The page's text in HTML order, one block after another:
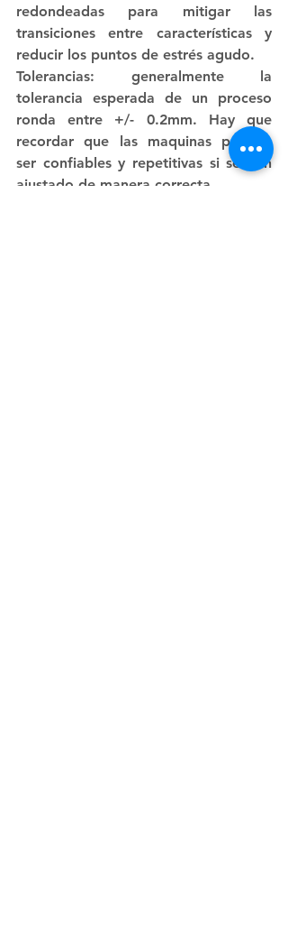
redondeadas para mitigar las
transiciones entre características y
reducir los puntos de estrés agudo.
Tolerancias: generalmente la
tolerancia esperada de un proceso
ronda entre +/- 0.2mm. Hay que
recordar que las maquinas pueden
ser confiables y repetitivas si se han
ajustado de manera correcta.